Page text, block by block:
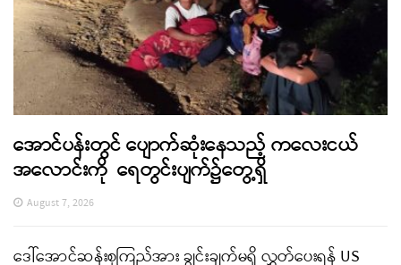
အောင်ပန်းတွင် ပျောက်ဆုံးနေသည့် ကလေးငယ်
အလောင်းကို ရေတွင်းပျက်၌တွေ့ရှိ
August 7, 2026
ဒေါ်အောင်ဆန်းစုကြည်အား ချွင်းချက်မရှိ လွှတ်ပေးရန် US